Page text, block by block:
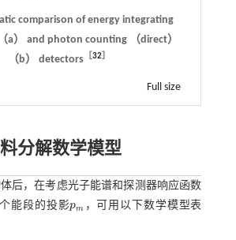
comparison of energy integrating
a） and photon counting （direct）
（b） detectors
32］
Full size
分解数学模型
后，在考虑光子能谱和探测器响应函数
个能段的投影pm
pm ，可用以下数学模型表